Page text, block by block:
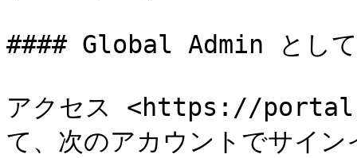
#### Global Admin として
アクセス <https://
て、次のアカウントでサイ